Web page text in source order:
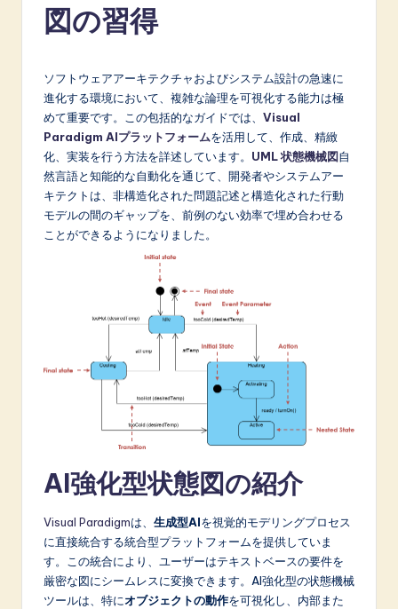
A
&
S
図の習得
ソフトウェアアーキテクチャおよびシステム設計の急速に
進化する環境において、複雑な論理を可視化する能力は極
めて重要です。この包括的なガイドでは、 Visual
Paradigm AIプラットフォームを活用して、作成、精緻
化、実装を行う方法を詳述しています。 UML状態機械図自
然言語と知能的な自動化を通じて、開発者やシステムアー
キテクトは、非構造化された問題記述と構造化された行動
モデルの間のギャップを、前例のない効率で埋め合わせる
ことができるようになりました。
AI強化型状態図の紹介
Visual Paradigmは、 生成型AIを視覚的モデリングプロセス
に直接統合する統合型プラットフォームを提供していま
す。この統合により、ユーザーはテキストベースの要件を
厳密な図にシームレスに変換できます。AI強化型の状態機械
ツールは、特にオブジェクトの動作を可視化し、内部また